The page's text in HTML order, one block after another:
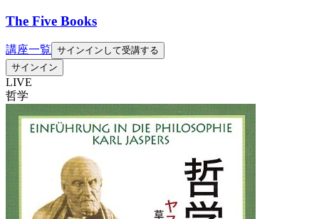
The Five Books
講座一覧 サインインして受講する
サインイン
LIVE
哲学